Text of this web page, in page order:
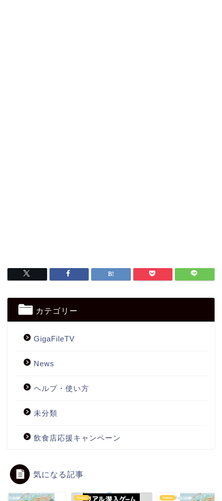
カテゴリー
GigaFileTV
News
ヘルプ・使い方
未分類
飲食店応援キャンペーン
気になる記事
News News